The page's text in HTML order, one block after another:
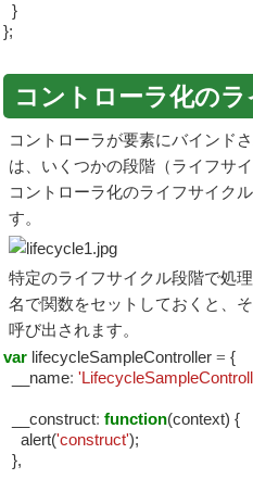
}
};
コントローラ化の
コントローラが要素にバインド
は、いくつかの段階（ライフサ
コントローラ化のライフサイク
す。
特定のライフサイクル段階で処
名で関数をセットしておくと、
呼び出されます。
var lifecycleSampleController = {
__name:
__construct: function(context) {
alert('construct');
},